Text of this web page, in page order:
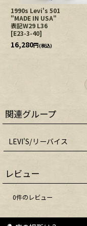
1990s Levi's 501
"MADE IN USA"
表記W29 L36
[E23-3-40]
16,280円(税込)
関連グループ
LEVI'S/リーバイス
レビュー
0件のレビュー